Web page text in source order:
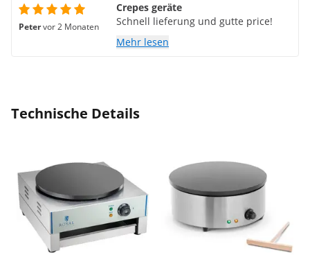
Petervor 2 Monaten
Crepes geräte
Schnell lieferung und gutte price!
Mehr lesen
Technische Details